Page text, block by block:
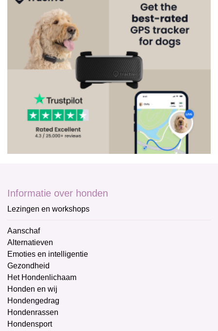
Informatie over honden
Lezingen en workshops
Aanschaf
Alternatieven
Emoties en intelligentie
Gezondheid
Het Hondenlichaam
Honden en wij
Hondengedrag
Hondenrassen
Hondensport